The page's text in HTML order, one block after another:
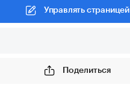
Управлять страницей
Поделиться